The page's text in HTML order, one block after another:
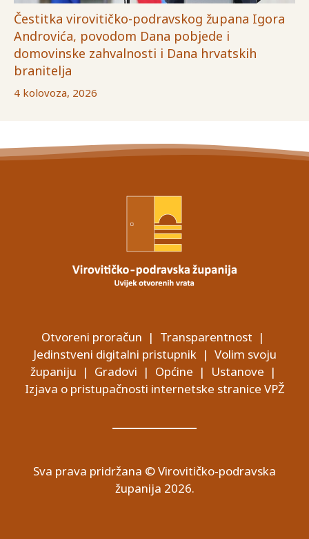
Čestitka virovitičko-podravskog župana Igora
Androvića, povodom Dana pobjede i
domovinske zahvalnosti i Dana hrvatskih
branitelja
4 kolovoza, 2026
Otvoreni proračun | Transparentnost |
Jedinstveni digitalni pristupnik| Volim svoju
županiju | Gradovi | Općine | Ustanove |
Izjava o pristupačnosti internetske stranice VPŽ
Sva prava pridržana © Virovitičko-podravska
županija 2026.